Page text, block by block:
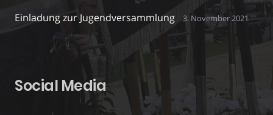
Einladung zur Jugendversammlung 3. November 2021
Social Media